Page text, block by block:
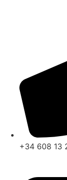
+34 608 13